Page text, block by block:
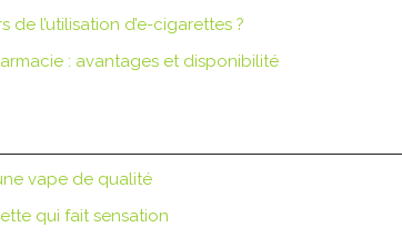
l’utilisation d’e-cigarettes ?
: avantages et disponibilité
vape de qualité
qui fait sensation